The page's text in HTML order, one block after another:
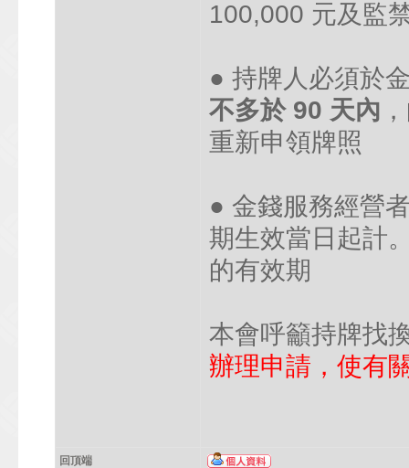
100,000 元及監
● 持牌人必須於
不多於 90 天內
重新申領牌照
● 金錢服務經營
期生效當日起計
的有效期
本會呼籲持牌找
辦理申請，使有
回頂端